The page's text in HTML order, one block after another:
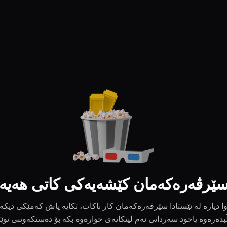
کێشەیەکی کاتی
وا دیارە لە ئێستادا سێرڤەرەکەمان کار ناکات، تکایە پاش کەمێکی دیکە
یاخود سەردانی ئەم لینکانەی خوارەوە بکە بۆ دەستکەوتنی